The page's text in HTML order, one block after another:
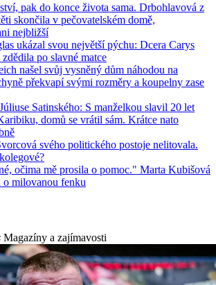
pak do konce života sama. Drbohlavová z
skončila v pečovatelském domě,
nejbližší
ukázal svou největší pýchu: Dcera Carys
po slavné matce
našel svůj vysněný dům náhodou na
překvapí svými rozměry a koupelny zase
Satinského: S manželkou slavil 20 let
domů se vrátil sám. Krátce nato
svého politického postoje nelitovala.
očima mě prosila o pomoc." Marta Kubišová
o milovanou fenku
Magazíny a zajímavosti